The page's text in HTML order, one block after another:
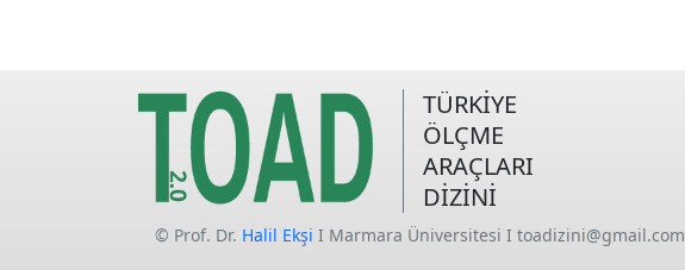
TÜRKİYE
ÖLÇME
ARAÇLARI
DİZİNİ
© Prof. Dr. Halil Ekşi I Marmara Üniversitesi I toadizini@gmail.com